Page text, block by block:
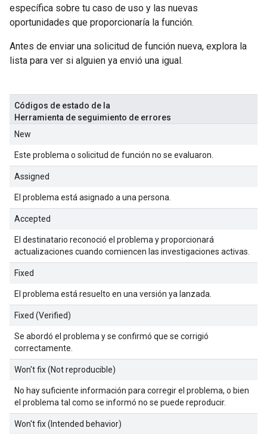
específica sobre tu caso de uso y las nuevas
oportunidades que proporcionaría la función.
Antes de enviar una solicitud de función nueva, explora la
lista para ver si alguien ya envió una igual.
Códigos de estado de la
Herramienta de seguimiento de errores
New
Este problema o solicitud de función no se evaluaron.
Assigned
El problema está asignado a una persona.
Accepted
El destinatario reconoció el problema y proporcionará
actualizaciones cuando comiencen las investigaciones activas.
Fixed
El problema está resuelto en una versión ya lanzada.
Fixed (Verified)
Se abordó el problema y se confirmó que se corrigió
correctamente.
Won't fix (Not reproducible)
No hay suficiente información para corregir el problema, o bien
el problema tal como se informó no se puede reproducir.
Won't fix (Intended behavior)